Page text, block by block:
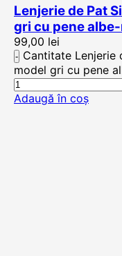
Lenjerie de Pat
gri cu pene
99,00 lei
Cantitate Lenjerie
model gri cu pene
Adaugă în coș